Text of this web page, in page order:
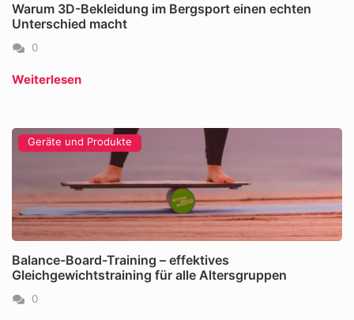
Warum 3D-Bekleidung im Bergsport einen echten
Unterschied macht
0
Weiterlesen
Geräte und Produkte
Balance-Board-Training – effektives
Gleichgewichtstraining für alle Altersgruppen
0